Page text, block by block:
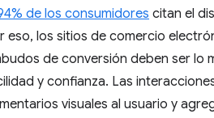
de los consumidores citan el
eso, los sitios de comercio
de conversión deben ser lo
y confianza. Las
visuales al usuario y